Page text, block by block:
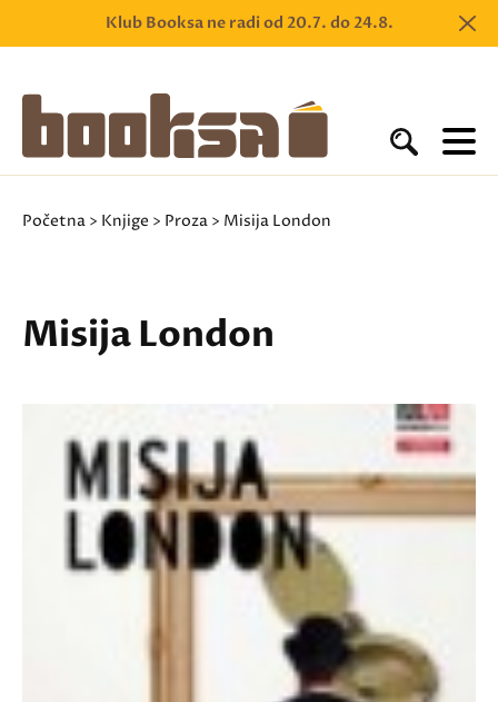
Klub Booksa ne radi od 20.7. do 24.8.
Početna > Knjige > Proza > Misija London
Misija London